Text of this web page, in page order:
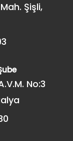
Şişli,
No:3